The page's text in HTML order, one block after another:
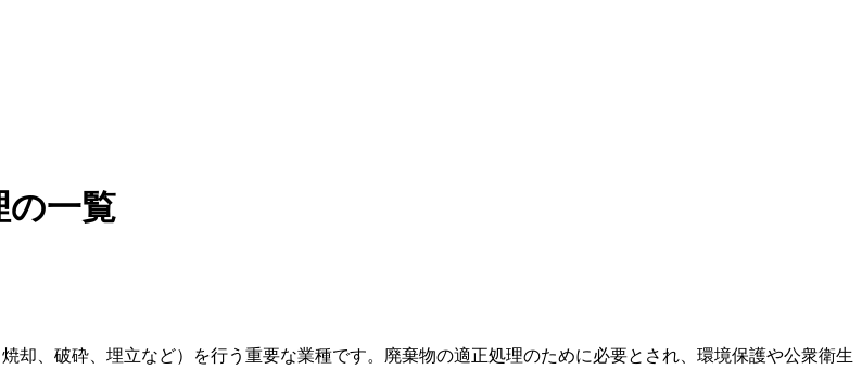
の一覧
却、破砕、埋立など）を行う重要な業種です。廃棄物の適正処理のために必要とされ、環境保護や公衆衛生